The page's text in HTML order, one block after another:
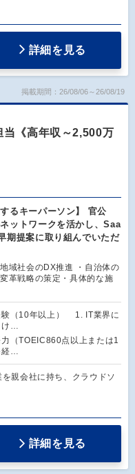
詳細を見る
掲載期間：26/08/06～26/08/19
《高年収～2,500万
るキーパーソン】 官公
ットワークを活かし、Saa
期提案に取り組んでいただ
域社会のDX推進 ・自治体の
革戦略の策定・具体的な施
験（10年以上） 1. IT業界に
け…
力（TOEIC860点以上または1
経…
親会社に持ち、クラウドソ
詳細を見る